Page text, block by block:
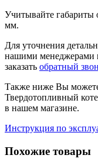
Учитывайте габариты
мм.
Для уточнения
нашими менеджерами
заказать обратный
Также ниже Вы
Твердотопливный
в нашем магазине.
Инструкция по
Похожие товары